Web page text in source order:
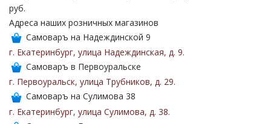
руб.
Адреса наших розничных магазинов
Самоваръ на Надеждинской 9
г. Екатеринбург, улица Надеждинская, д. 9.
Самоваръ в Первоуральске
г. Первоуральск, улица Трубников, д. 29.
Самоваръ на Сулимова 38
г. Екатеринбург, улица Сулимова, д. 38.